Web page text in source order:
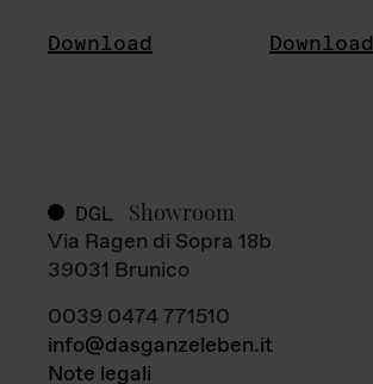
Download Download
DGL Showroom
Via Ragen di Sopra 18b
39031 Brunico
0039 0474 771510
info@dasganzeleben.it
Note legali